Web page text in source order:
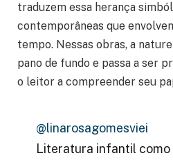
traduzem essa herança
contemporâneas que
tempo. Nessas obras, a
pano de fundo e passa a ser
o leitor a compreender seu
@linarosagomesviei
Literatura infantil